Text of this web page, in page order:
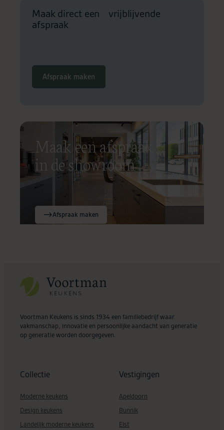
Maak direct een vrijblijvende
afspraak
Afspraak maken
Maak een afspraak
in de showroom
Afspraak maken
Voortman Keukens is sinds 1934 een familiebedrijf waar
vakmanschap, innovatie en persoonlijke aandacht van generatie
op generatie worden doorgegeven.
Collectie
Moderne keukens
Design keukens
Landelijk moderne keukens
Vestigingen
Apeldoorn
Bunnik
Elst